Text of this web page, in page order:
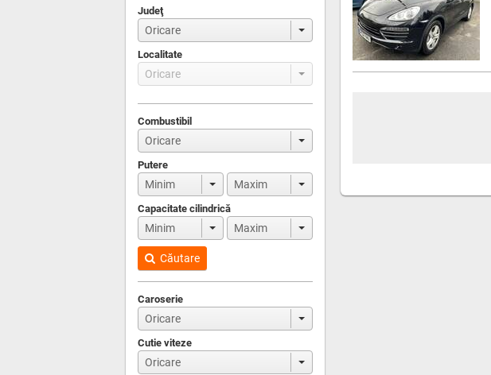
Judeţ
Localitate
Combustibil
Putere
Capacitate cilindrică
Căutare
Caroserie
Cutie viteze